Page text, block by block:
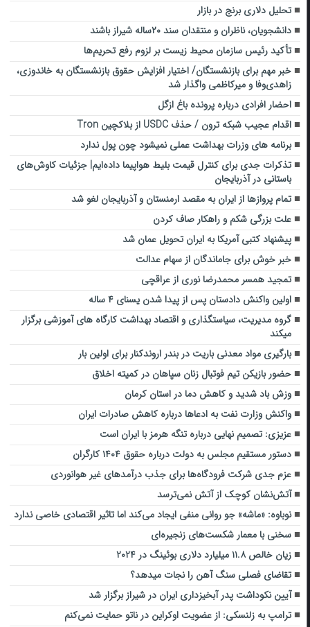
تحلیل دلاری برنج در بازار
دانشجویان، ناظران و منتقدان سند ۲۰‌ساله شیراز باشند
تأکید رئیس سازمان محیط زیست بر لزوم رفع تحریم‌ها
خبر مهم برای بازنشستگان/ اختیار افزایش حقوق بازنشستگان به خاندوزی،
زاهدی‌وفا و میرکاظمی واگذار شد
احضار افرادی درباره پرونده باغ ازگل
اقدام عجیب شبکه ترون / حذف USDC از بلاکچین Tron
برنامه های وزرات بهداشت عملی نمیشود چون پول ندارد
تذکرات جدی برای کنترل قیمت بلیط هواپیما داده‌ایم| جزئیات کاوش‌های
باستانی در آذربایجان
تمام پروازها از ایران به مقصد ارمنستان و آذربایجان لغو شد
علت بزرگی شکم و راهکار صاف کردن
پیشنهاد کتبی آمریکا به ایران تحویل عمان شد
خبر خوش برای جاماندگان از سهام عدالت
تمجید همسر محمدرضا نوری از عراقچی
اولین واکنش دادستان پس از پیدا شدن یسنای ۴ ساله
گروه مدیریت، سیاستگذاری و اقتصاد بهداشت کارگاه های آموزشی برگزار
میکند
بارگیری مواد معدنی باریت در بندر اروندکنار برای اولین بار
حضور بازیکن تیم فوتبال زنان سپاهان در کمیته اخلاق
وزش باد شدید و کاهش دما در استان کرمان
واکنش وزارت نفت به ادعاها درباره کاهش صادرات ایران
عزیزی: تصمیم نهایی درباره تنگه هرمز با ایران است
دستور مستقیم مجلس به دولت درباره حقوق ۱۴۰۴ کارگران
عزم جدی شرکت فرودگاه‌ها برای جذب درآمدهای غیر هوانوردی
آتش‌نشان کوچک از آتش نمی‌ترسد
نوباوه: «ماشه» جو روانی منفی ایجاد می‌کند اما تاثیر اقتصادی خاصی ندارد
سخنی با معمار شکست‌های زنجیره‌ای
زیان خالص ۱۱.۸ میلیارد دلاری بوئینگ در ۲۰۲۴
تقاضای فصلی سنگ آهن را نجات میدهد؟
آیین نکوداشت پدر آبخیزداری ایران در شیراز برگزار شد
ترامپ به زلنسکی: از عضویت اوکراین در ناتو حمایت نمی‌کنم